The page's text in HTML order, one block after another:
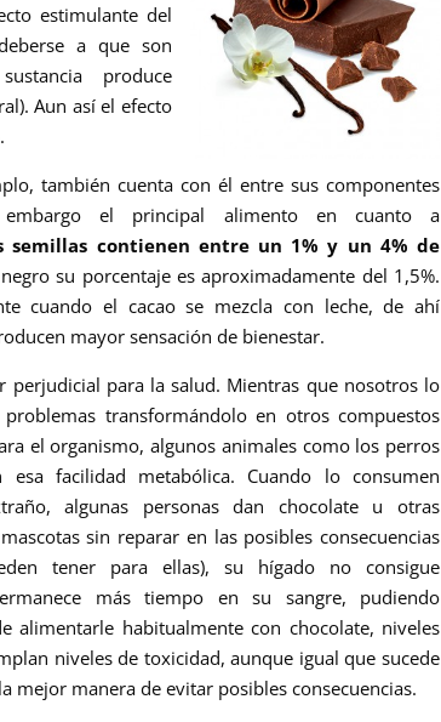
estimulante del
a que son
produce
Aun así el efecto
también cuenta con él entre sus componentes
el principal
alimento en cuanto a
semillas contienen entre un 1% y un 4% de
su porcentaje es aproximadamente del 1,5%.
cuando el cacao se mezcla con leche, de ahí
mayor sensación de bienestar.
perjudicial para la salud. Mientras que nosotros lo
problemas transformándolo en otroscompuestos
el organismo, algunos animales como los perros
facilidad metabólica. Cuando lo consumen
algunas personas dan chocolate u otras
sin reparar en las posibles consecuencias
tener para ellas), su hígado no consigue
más tiempo en su sangre, pudiendo
alimentarle habitualmente con chocolate, niveles
niveles de toxicidad, aunque igual que sucede
mejor manera de evitar posibles consecuencias.